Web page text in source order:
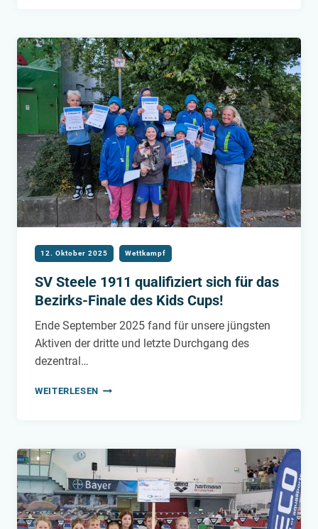
SV Steele 1911 qualifiziert sich für das
Bezirks-Finale des Kids Cups!
12. Oktober 2025 Wettkampf
Ende September 2025 fand für unsere jüngsten
Aktiven der dritte und letzte Durchgang des
dezentral…
WEITERLESEN SV
DAS
BEZIRKS-
FINALE
DES